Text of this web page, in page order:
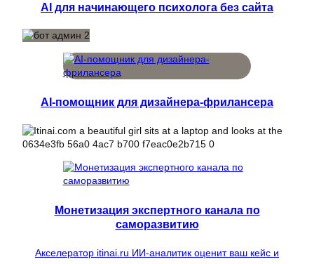
AI для начинающего психолога без сайта
AI-помощник для дизайнера-фрилансера
Монетизация экспертного канала по
саморазвитию
Акселератор itinai.ru ИИ-аналитик оценит ваш кейс и